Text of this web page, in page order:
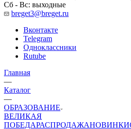
Сб - Вс: выходные
breget3@breget.ru
Вконтакте
Telegram
Одноклассники
Rutube
Главная
—
Каталог
—
ОБРАЗОВАНИЕ
ВЕЛИКАЯ
ПОБЕДАРАСПРОДАЖАНОВИНКИ